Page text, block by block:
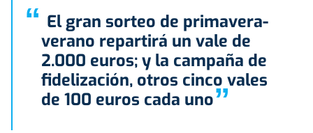
“ El gran sorteo de primavera-
verano repartirá un vale de
2.000 euros; y la campaña de
fidelización, otros cinco vales
de 100 euros cada uno”